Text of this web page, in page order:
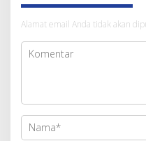
Alamat email Anda tidak akan